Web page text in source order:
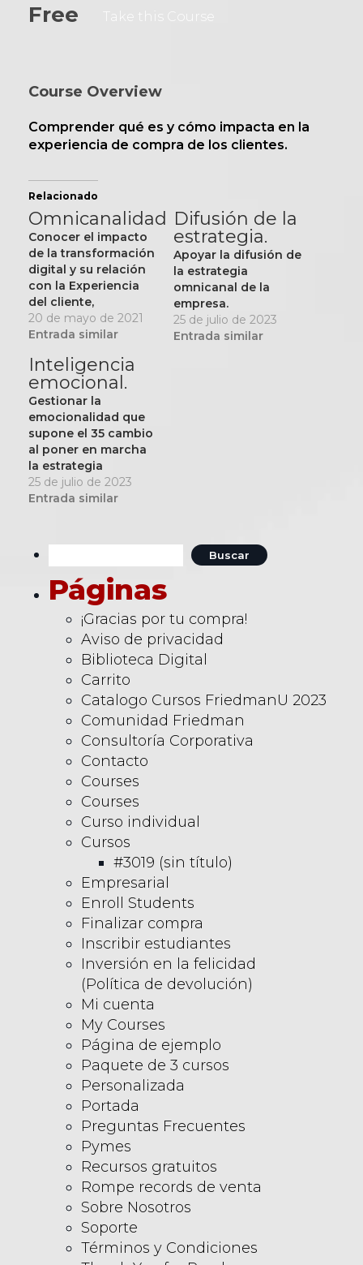
Free Take this Course
Course Overview
Comprender qué es y cómo impacta en la
experiencia de compra de los clientes.
Relacionado
Omnicanalidad
Conocer el impacto
de la transformación
digital y su relación
con la Experiencia
del cliente,
descubriendo los
elementos que
última y
comprendiendo el
rol como Creador de
Experiencias
Excepcionales para
el cliente.
20 de mayo de 2021
Entrada similar
Difusión de la
estrategia.
Apoyar la difusión de
la estrategia
omnicanal de la
empresa.
25 de julio de 2023
Entrada similar
Inteligencia
emocional.
Gestionar la
emocionalidad que
supone el 35 cambio
al poner en marcha
la estrategia
omnicanal.
25 de julio de 2023
Entrada similar
Páginas
¡Gracias por tu compra!
Aviso de privacidad
Biblioteca Digital
Carrito
Catalogo Cursos FriedmanU 2023
Comunidad Friedman
Consultoría Corporativa
Contacto
Courses
Courses
Curso individual
Cursos
#3019 (sin título)
Empresarial
Enroll Students
Finalizar compra
Inscribir estudiantes
Inversión en la felicidad
(Política de devolución)
Mi cuenta
My Courses
Página de ejemplo
Paquete de 3 cursos
Personalizada
Portada
Preguntas Frecuentes
Pymes
Recursos gratuitos
Rompe records de venta
Sobre Nosotros
Soporte
Términos y Condiciones